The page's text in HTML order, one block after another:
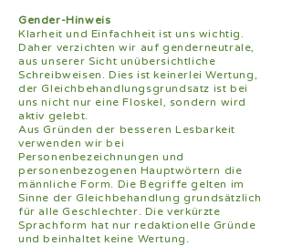
Gender-Hinweis
Klarheit und Einfachheit ist uns wichtig.
Daher verzichten wir auf genderneutrale,
aus unserer Sicht unübersichtliche
Schreibweisen. Dies ist keinerlei Wertung,
der Gleichbehandlungsgrundsatz ist bei
uns nicht nur eine Floskel, sondern wird
aktiv gelebt.
Aus Gründen der besseren Lesbarkeit
verwenden wir bei
Personenbezeichnungen und
personenbezogenen Hauptwörtern die
männliche Form. Die Begriffe gelten im
Sinne der Gleichbehandlung grundsätzlich
für alle Geschlechter. Die verkürzte
Sprachform hat nur redaktionelle Gründe
und beinhaltet keine Wertung.